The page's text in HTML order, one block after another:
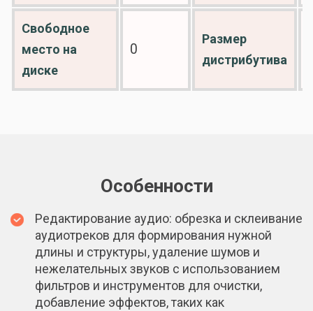
Свободное
место на
диске
0
Размер
дистрибутива
Особенности
Редактирование аудио: обрезка и склеивание
аудиотреков для формирования нужной
длины и структуры, удаление шумов и
нежелательных звуков с использованием
фильтров и инструментов для очистки,
добавление эффектов, таких как